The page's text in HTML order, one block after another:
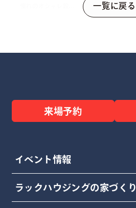
一覧に戻る
来場予約
イベント情報
ラックハウジングの家づくり